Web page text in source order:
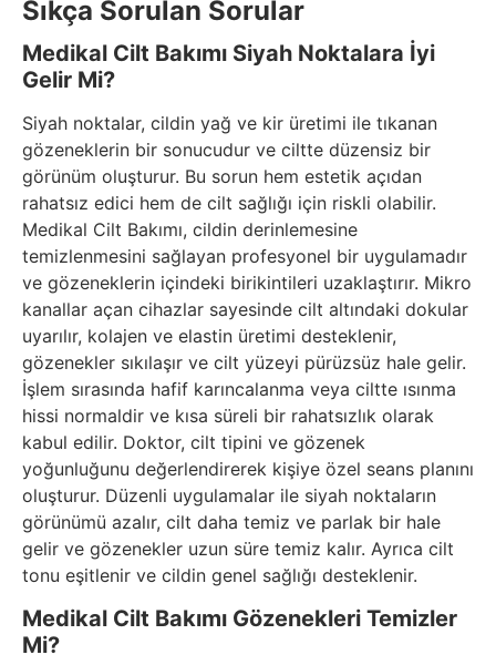
Sıkça Sorulan Sorular
Medikal Cilt Bakımı Siyah Noktalara İyi
Gelir Mi?
Siyah noktalar, cildin yağ ve kir üretimi ile tıkanan
gözeneklerin bir sonucudur ve ciltte düzensiz bir
görünüm oluşturur. Bu sorun hem estetik açıdan
rahatsız edici hem de cilt sağlığı için riskli olabilir.
Medikal Cilt Bakımı, cildin derinlemesine
temizlenmesini sağlayan profesyonel bir uygulamadır
ve gözeneklerin içindeki birikintileri uzaklaştırır. Mikro
kanallar açan cihazlar sayesinde cilt altındaki dokular
uyarılır, kolajen ve elastin üretimi desteklenir,
gözenekler sıkılaşır ve cilt yüzeyi pürüzsüz hale gelir.
İşlem sırasında hafif karıncalanma veya ciltte ısınma
hissi normaldir ve kısa süreli bir rahatsızlık olarak
kabul edilir. Doktor, cilt tipini ve gözenek
yoğunluğunu değerlendirerek kişiye özel seans planını
oluşturur. Düzenli uygulamalar ile siyah noktaların
görünümü azalır, cilt daha temiz ve parlak bir hale
gelir ve gözenekler uzun süre temiz kalır. Ayrıca cilt
tonu eşitlenir ve cildin genel sağlığı desteklenir.
Medikal Cilt Bakımı Gözenekleri Temizler
Mi?